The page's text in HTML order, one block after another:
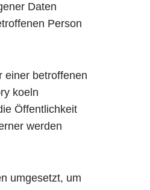
Daten
Person
einer betroffenen
koeln
Öffentlichkeit
werden
umgesetzt, um